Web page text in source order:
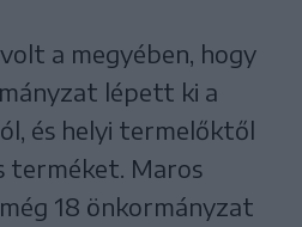
a megyében, hogy
lépett ki a
és helyi termelőktől
terméket. Maros
18 önkormányzat